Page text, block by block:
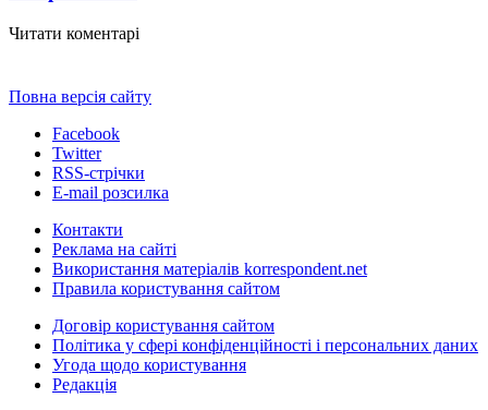
Читати коментарі
Повна версія сайту
Facebook
Twitter
RSS-стрічки
E-mail розсилка
Контакти
Реклама на сайті
Використання матеріалів korrespondent.net
Правила користування сайтом
Договір користування сайтом
Політика у сфері конфіденційності і персональних даних
Угода щодо користування
Редакція